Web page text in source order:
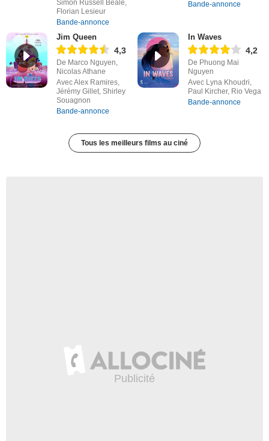
Simon Russell Beale,
Florian Lesieur
Bande-annonce
Bande-annonce
Jim Queen
4,3
De Marco Nguyen,
Nicolas Athane
Avec Alex Ramires,
Jérémy Gillet, Shirley
Souagnon
Bande-annonce
In Waves
4,2
De Phuong Mai
Nguyen
Avec Lyna Khoudri,
Paul Kircher, Rio Vega
Bande-annonce
Tous les meilleurs films au ciné